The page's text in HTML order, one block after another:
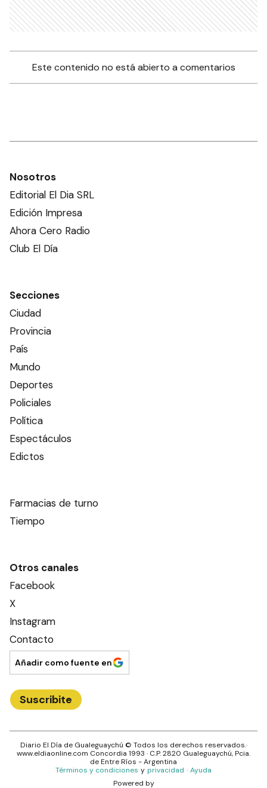
Este contenido no está abierto a comentarios
Nosotros
Editorial El Dia SRL
Edición Impresa
Ahora Cero Radio
Club El Día
Secciones
Ciudad
Provincia
País
Mundo
Deportes
Policiales
Política
Espectáculos
Edictos
Farmacias de turno
Tiempo
Otros canales
Facebook
X
Instagram
Contacto
Añadir como fuente en
Suscribite
Diario El Día de Gualeguaychú © Todos los derechos reservados.·
www.eldiaonline.com Concordia 1993 · C.P.2820 Gualeguaychú, Pcia.
deEntre Ríos - Argentina
Términos y condiciones y privacidad · Ayuda
Powered by